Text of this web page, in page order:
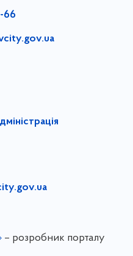
66
– розробник порталу